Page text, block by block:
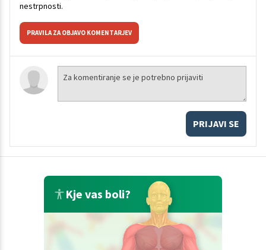
nestrpnosti.
PRAVILA ZA OBJAVO KOMENTARJEV
PRIJAVI SE
Kje vas boli?